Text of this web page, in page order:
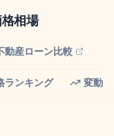
相場
動産ローン比較
ランキング 変動